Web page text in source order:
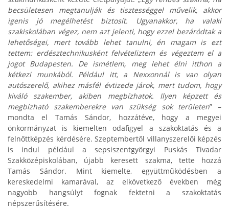
becsületesen megtanulják és tisztességgel művelik, akkor
igenis jó megélhetést biztosít. Ugyanakkor, ha valaki
szakiskolában végez, nem azt jelenti, hogy ezzel bezáródtak a
lehetőségei, mert tovább lehet tanulni, én magam is ezt
tettem: erdésztechnikusként felvételiztem és végeztem el a
jogot Budapesten. De ismétlem, meg lehet élni itthon a
kétkezi munkából. Például itt, a Nexxonnál is van olyan
autószerelő, akihez másfél évtizede járok, mert tudom, hogy
kiváló szakember, akiben megbízhatok. Ilyen képzett és
megbízható szakemberekre van szükség sok területen” –
mondta el Tamás Sándor, hozzátéve, hogy a megyei
önkormányzat is kiemelten odafigyel a szakoktatás és a
felnőttképzés kérdésére. Szeptembertől villanyszerelői képzés
is indul például a sepsiszentgyörgyi Puskás Tivadar
Szakközépiskolában, újabb keresett szakma, tette hozzá
Tamás Sándor. Mint kiemelte, együttműködésben a
kereskedelmi kamarával, az elkövetkező években még
nagyobb hangsúlyt fognak fektetni a szakoktatás
népszerűsítésére.